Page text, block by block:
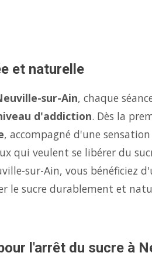
et naturelle
sur-Ain, chaque
d'addiction. Dès la
, accompagné d'une
qui veulent se libérer du
sur-Ain, vous bénéficiez
le sucre durablement et
l'arrêt du sucre à